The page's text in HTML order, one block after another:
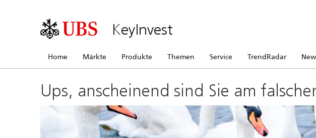
KeyInvest
Home Märkte Produkte Themen Service TrendRadar
Ups, anscheinend sind Sie am